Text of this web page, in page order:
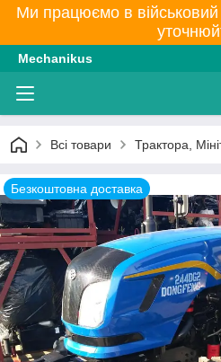
Ми працюємо в військовий
Mechanikus
Всі товари Трактора,
Безкоштовна доставка